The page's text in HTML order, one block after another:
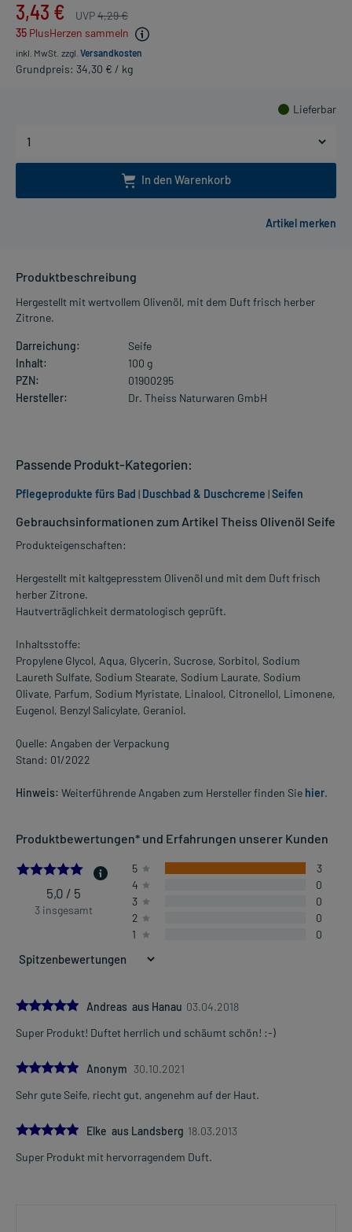
3,43 € UVP4,29 €
35 PlusHerzen sammeln
inkl. MwSt. zzgl. Versandkosten
Grundpreis: 34,30 € / kg
Lieferbar
In den Warenkorb
Produktbeschreibung
Hergestellt mit wertvollem Olivenöl, mit dem Duft frisch herber
Zitrone.
Darreichung:
Seife
Inhalt:
100 g
PZN:
01900295
Hersteller:
Dr. Theiss Naturwaren GmbH
Gebrauchsinformationen zum Artikel Theiss Olivenöl Seife
Produkteigenschaften:
Hergestellt mit kaltgepresstem Olivenöl und mit dem Duft frisch
herber Zitrone.
Hautverträglichkeit dermatologisch geprüft.
Inhaltsstoffe:
Propylene Glycol, Aqua, Glycerin, Sucrose, Sorbitol, Sodium
Laureth Sulfate, Sodium Stearate, Sodium Laurate, Sodium
Olivate, Parfum, Sodium Myristate, Linalool, Citronellol, Limonene,
Eugenol, Benzyl Salicylate, Geraniol.
Quelle: Angaben der Verpackung
Stand: 01/2022
Hinweis: Weiterführende Angaben zum Hersteller finden Sie hier.
Produktbewertungen* und Erfahrungen unserer Kunden
5.0
5,0 / 5
3 insgesamt
5
3
4
0
3
0
2
0
1
0
5.0Andreas aus Hanau 03.04.2018
Super Produkt! Duftet herrlich und schäumt schön! :-)
5.0Anonym 30.10.2021
Sehr gute Seife, riecht gut, angenehm auf der Haut.
5.0
Elke aus Landsberg 18.03.2013
Super Produkt mit hervorragendem Duft.
Passende Produkt-Kategorien:
Pflegeprodukte fürs Bad | Duschbad & Duschcreme |Seifen